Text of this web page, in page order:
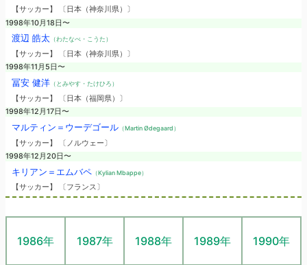
【サッカー】 〔日本（神奈川県）〕
1998年10月18日〜
渡辺 皓太（わたなべ・こうた）
【サッカー】 〔日本（神奈川県）〕
1998年11月5日〜
冨安 健洋（とみやす・たけひろ）
【サッカー】 〔日本（福岡県）〕
1998年12月17日〜
マルティン＝ウーデゴール（Martin Ødegaard）
【サッカー】 〔ノルウェー〕
1998年12月20日〜
キリアン＝エムバペ（Kylian Mbappe）
【サッカー】 〔フランス〕
1986年 1987年 1988年 1989年 1990年